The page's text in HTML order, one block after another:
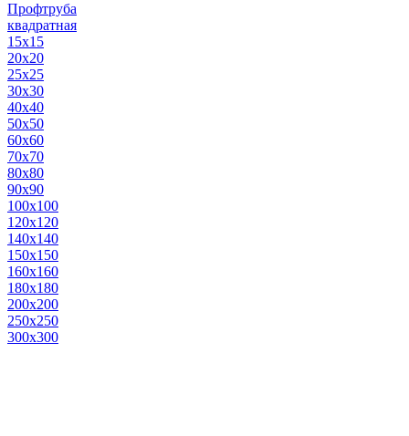
Профтруба
квадратная
15х15
20х20
25х25
30х30
40х40
50х50
60х60
70х70
80х80
90х90
100х100
120х120
140х140
150х150
160х160
180х180
200х200
250х250
300х300